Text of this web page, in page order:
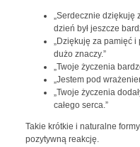
„Serdecznie dziękuję
dzień był jeszcze
„Dziękuję za pamięć i
dużo znaczy.”
„Twoje życzenia
„Jestem pod
„Twoje życzenia
całego serca.”
Takie krótkie i naturalne
pozytywną reakcję.